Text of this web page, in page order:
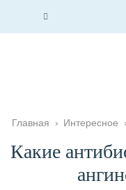
Главная › Интересное ›
Какие